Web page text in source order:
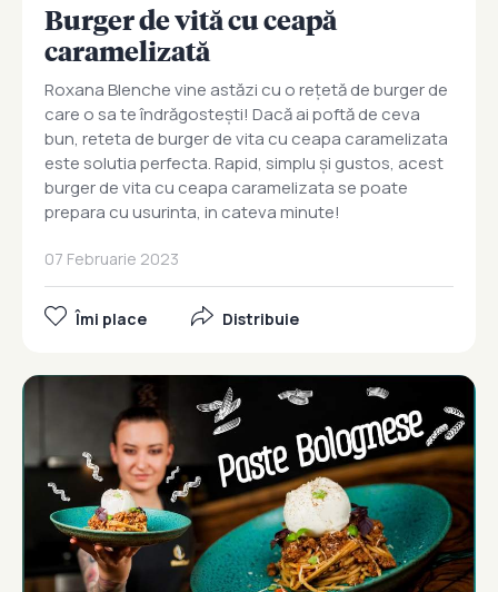
Burger de vită cu ceapă
caramelizată
Roxana Blenche vine astăzi cu o rețetă de burger de
care o sa te îndrăgostești! Dacă ai poftă de ceva
bun, reteta de burger de vita cu ceapa caramelizata
este solutia perfecta. Rapid, simplu și gustos, acest
burger de vita cu ceapa caramelizata se poate
prepara cu usurinta, in cateva minute!
07 Februarie 2023
Îmi place Distribuie